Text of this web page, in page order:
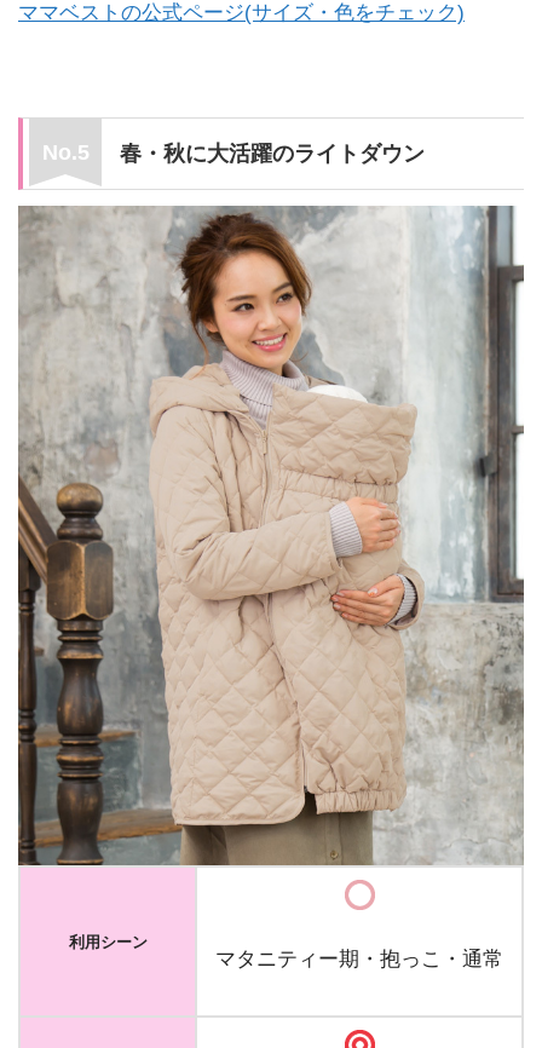
ママベストの公式ページ(サイズ・色をチェック)
春・秋に大活躍のライトダウン
利用シーン
マタニティー期・抱っこ・通常